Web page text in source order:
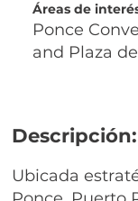
Descripción:
Ubicada
Áreas de
Ponce
and Plaza